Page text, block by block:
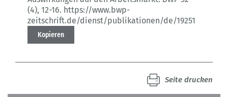
(4), 12-16. https://www.bwp-
zeitschrift.de/dienst/publikationen/de/19251
Kopieren
Seite drucken